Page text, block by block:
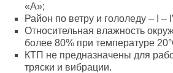
«А»;
Район по ветру и гололеду – I –
Относительная влажность
более 80% при температуре
КТП не предназначены для
тряски и вибрации.